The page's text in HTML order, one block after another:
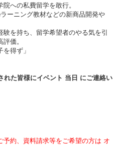
への私費留学を敢行。
ーニング教材などの新商品開発や
を持ち、留学希望者のやる気を引
価。
得ず」
た皆様にイベント 当日 にご連絡い
予約、資料請求等をご希望の方は オ